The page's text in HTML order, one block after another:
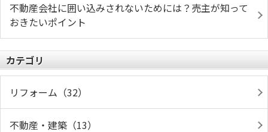
不動産会社に囲い込みされないためには？売主が知って
おきたいポイント
カテゴリ
リフォーム（32）
不動産・建築（13）